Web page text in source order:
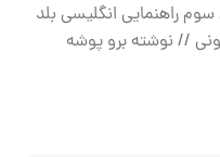
راهنمایی انگلیسی بلد
// نوشته برو پوشه